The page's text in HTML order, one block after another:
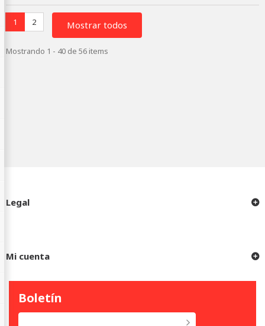
Mostrar todos
1 2
Mostrando 1 - 40 de 56 items
Legal
Mi cuenta
Boletín